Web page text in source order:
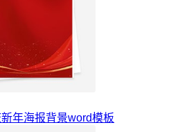
年海报背景word模板